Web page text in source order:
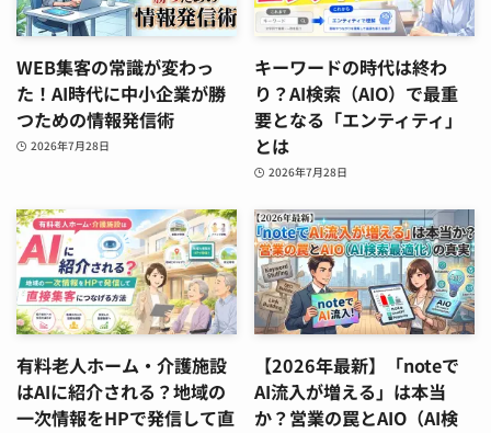
WEB集客の常識が変わっ
た！AI時代に中小企業が勝
つための情報発信術
2026年7月28日
キーワードの時代は終わ
り？AI検索（AIO）で最重
要となる「エンティティ」
とは
2026年7月28日
有料老人ホーム・介護施設
はAIに紹介される？地域の
一次情報をHPで発信して直
【2026年最新】「noteで
AI流入が増える」は本当
か？営業の罠とAIO（AI検